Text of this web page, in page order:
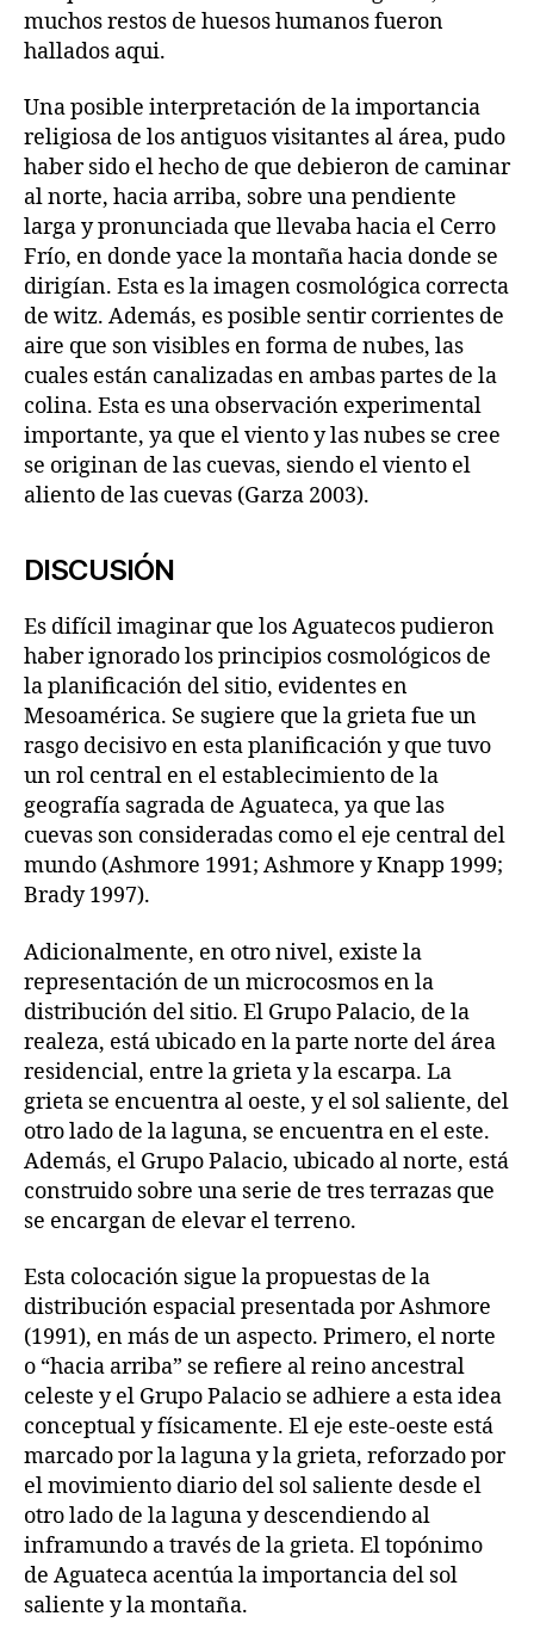
muchos restos de huesos humanos fueron
hallados aqui.
Una posible interpretación de la importancia
religiosa de los antiguos visitantes al área, pudo
haber sido el hecho de que debieron de caminar
al norte, hacia arriba, sobre una pendiente
larga y pronunciada que llevaba hacia el Cerro
Frío, en donde yace la montaña hacia donde se
dirigían. Esta es la imagen cosmológica correcta
de witz. Además, es posible sentir corrientes de
aire que son visibles en forma de nubes, las
cuales están canalizadas en ambas partes de la
colina. Esta es una observación experimental
importante, ya que el viento y las nubes se cree
se originan de las cuevas, siendo el viento el
aliento de las cuevas (Garza 2003).
DISCUSIÓN
Es difícil imaginar que los Aguatecos pudieron
haber ignorado los principios cosmológicos de
la planificación del sitio, evidentes en
Mesoamérica. Se sugiere que la grieta fue un
rasgo decisivo en esta planificación y que tuvo
un rol central en el establecimiento de la
geografía sagrada de Aguateca, ya que las
cuevas son consideradas como el eje central del
mundo (Ashmore 1991; Ashmore y Knapp 1999;
Brady 1997).
Adicionalmente, en otro nivel, existe la
representación de un microcosmos en la
distribución del sitio. El Grupo Palacio, de la
realeza, está ubicado en la parte norte del área
residencial, entre la grieta y la escarpa. La
grieta se encuentra al oeste, y el sol saliente, del
otro lado de la laguna, se encuentra en el este.
Además, el Grupo Palacio, ubicado al norte, está
construido sobre una serie de tres terrazas que
se encargan de elevar el terreno.
Esta colocación sigue la propuestas de la
distribución espacial presentada por Ashmore
(1991), en más de un aspecto. Primero, el norte
o “hacia arriba” se refiere al reino ancestral
celeste y el Grupo Palacio se adhiere a esta idea
conceptual y físicamente. El eje este-oeste está
marcado por la laguna y la grieta, reforzado por
el movimiento diario del sol saliente desde el
otro lado de la laguna y descendiendo al
inframundo a través de la grieta. El topónimo
de Aguateca acentúa la importancia del sol
saliente y la montaña.